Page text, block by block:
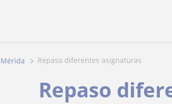
Mérida repaso diferentes asignaturas
Repaso